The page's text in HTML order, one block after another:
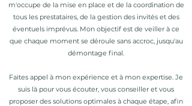
m'occupe de la mise en place et de la coordination de
tous les prestataires, de la gestion des invités et des
éventuels imprévus. Mon objectif est de veiller à ce
que chaque moment se déroule sans accroc, jusqu'au
démontage final.
Faites appel à mon expérience et à mon expertise. Je
suis là pour vous écouter, vous conseiller et vous
proposer des solutions optimales à chaque étape, afin